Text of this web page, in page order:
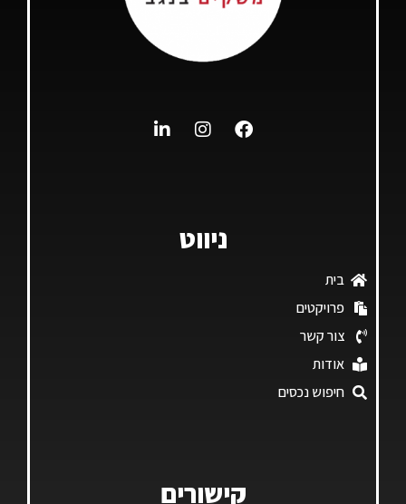
ניווט
בית
פרויקטים
צור קשר
אודות
חיפוש נכסים
קישורים